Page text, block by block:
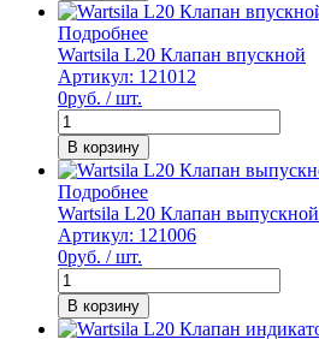
Подробнее
Wartsila L20 Клапан впускной
Артикул: 121012
0руб. / шт.
В корзину
Подробнее
Wartsila L20 Клапан выпускной
Артикул: 121006
0руб. / шт.
В корзину